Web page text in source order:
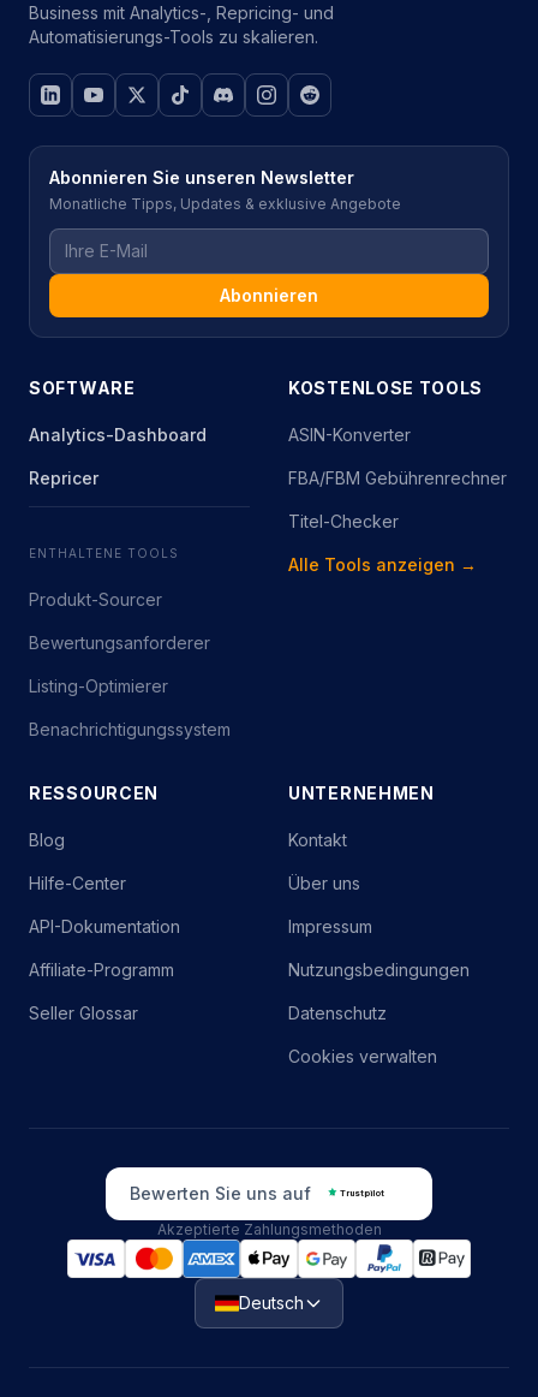
Business mit Analytics-, Repricing- und
Automatisierungs-Tools zu skalieren.
Abonnieren Sie unseren Newsletter
Monatliche Tipps, Updates & exklusive Angebote
Abonnieren
SOFTWARE
Analytics-Dashboard
Repricer
ENTHALTENE TOOLS
Produkt-Sourcer
Bewertungsanforderer
Listing-Optimierer
Benachrichtigungssystem
KOSTENLOSE TOOLS
ASIN-Konverter
FBA/FBM Gebührenrechner
Titel-Checker
Alle Tools anzeigen →
RESSOURCEN
Blog
Hilfe-Center
API-Dokumentation
Affiliate-Programm
Seller Glossar
UNTERNEHMEN
Kontakt
Über uns
Impressum
Nutzungsbedingungen
Datenschutz
Cookies verwalten
Bewerten Sie uns auf Trustpilot
Akzeptierte Zahlungsmethoden
Deutsch